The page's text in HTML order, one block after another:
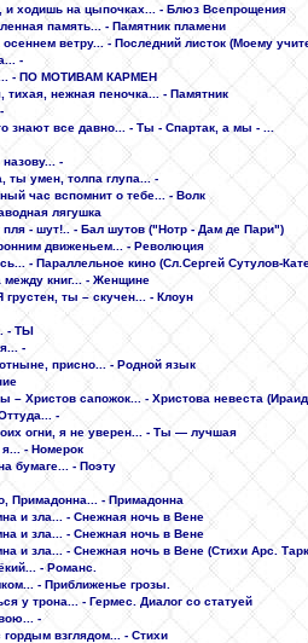
и ходишь на цыпочках... - Блюз Всепрощения
память... - Памятник пламени
ветру... - Последний листок (Моему
-
- ПО МОТИВАМ КАРМЕН
нежная пеночка... - Памятник
знают все давно... - Ты - Спартак, а мы - ...
-
ты умен, толпа глупа... -
час вспомнит о тебе... - Волк
лягушка
пля - шут!.. - Бал шутов ("Нотр - Дам де Пари")
движеньем... - Революция
- Параллельное кино (Сл.Сергей Сутулов-
книг... - Женщине
ты – скучен... - Клоун
- ТЫ
-
присно... - Родной язык
– Христов сапожок... - Христова невеста
-
огни, я не уверен... - Ты — лучшая
- Номерок
бумаге... - Поэту
Примадонна... - Примадонна
и зла... - Снежная ночь в Вене
и зла... - Снежная ночь в Вене
и зла... - Снежная ночь в Вене (Стихи Арс.
- Романс.
- Приближенье грозы.
у трона... - Гермес. Диалог со статуей
-
взглядом... - Стихи